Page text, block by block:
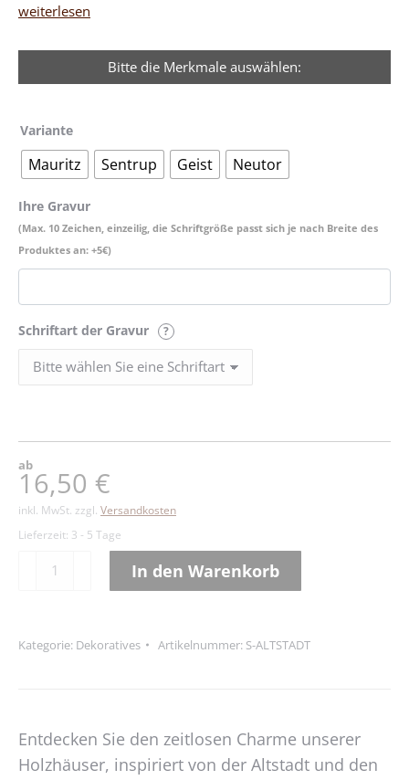
weiterlesen
Bitte die Merkmale auswählen:
Variante
Mauritz Sentrup Geist Neutor
Ihre Gravur
(Max. 10 Zeichen, einzeilig, die Schriftgröße passt sich je nach Breite des
Produktes an: +5€)
Schriftart der Gravur
ab
16,50 €
inkl. MwSt. zzgl. Versandkosten
Lieferzeit: 3 - 5 Tage
In den Warenkorb
Kategorie: Dekoratives Artikelnummer: S-ALTSTADT
Entdecken Sie den zeitlosen Charme unserer
Holzhäuser, inspiriert von der Altstadt und den